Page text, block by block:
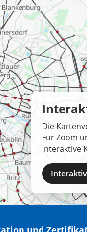
Die
Für Zoom
interaktive
und